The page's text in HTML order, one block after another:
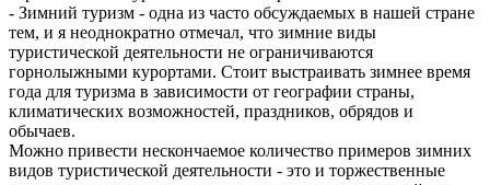
- Зимний туризм - одна из часто обсуждаемых в нашей стране
тем, и я неоднократно отмечал, что зимние виды
туристической деятельности не ограничиваются
горнолыжными курортами. Стоит выстраивать зимнее время
года для туризма в зависимости от географии страны,
климатических возможностей, праздников, обрядов и
обычаев.
Можно привести нескончаемое количество примеров зимних
видов туристической деятельности - это и торжественные